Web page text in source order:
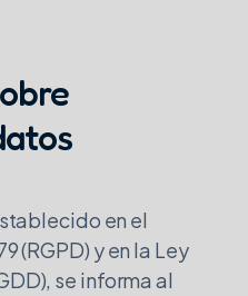
en el
(RGPD) y en la Ley
se informa al